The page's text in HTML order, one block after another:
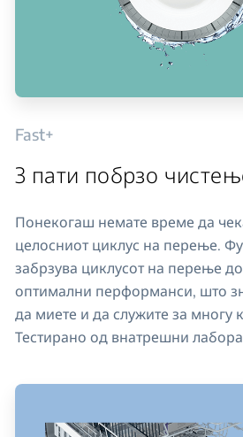
Fast+
3 пати побрзо
Понекогаш немате време да
целосниот циклус на перење.
забрзува циклусот на перење
оптимални перформанси, што
да миете и да служите за многу
Тестирано од внатрешни